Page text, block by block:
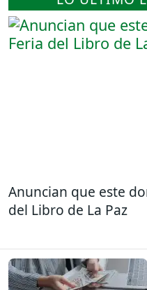
Anuncian que este
del Libro de La Paz